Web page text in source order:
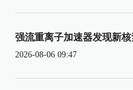
强流重离子加速器发现新核
2026-08-06 09:47